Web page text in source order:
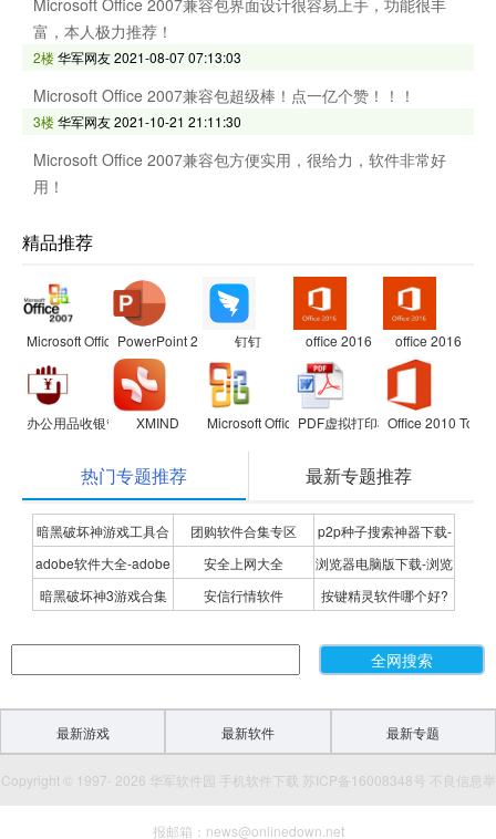
富，本人极力推荐！
2楼华军网友2021-08-07 07:13:03
Microsoft Office 2007兼容包超级棒！点一亿个赞！！！
3楼华军网友2021-10-21 21:11:30
Microsoft Office 2007兼容包方便实用，很给力，软件非常好
用！
精品推荐
Microsoft Office 2007兼容包
PowerPoint 2007 钉钉 office 2016 office 2016
办公用品收银管理软件XMIND Microsoft Office Visio Professional
PDF虚拟打印机Office 2010
热门专题推荐 最新专题推荐
暗黑破坏神游戏工具合
集
团购软件合集专区
p2p种子搜索神器下载-
P2P种子搜索神器专题
adobe软件大全-adobe
全系列软件下载-adobe
安全上网大全
浏览器电脑版下载-浏览
器下载合集
暗黑破坏神3游戏合集 安信行情软件
按键精灵软件哪个好?
最新游戏 最新软件 最新专题
Copyright © 1997- 2026 华军软件园 手机软件下载 苏ICP备16008348号 不良信息举
报邮箱：news@onlinedown.net